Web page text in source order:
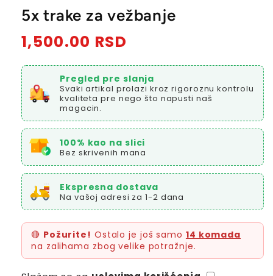
5x trake za vežbanje
Redovna
1,500.00 RSD
Pregled pre slanja
Svaki artikal prolazi kroz rigoroznu kontrolu
kvaliteta pre nego što napusti naš
magacin.
100% kao na slici
Bez skrivenih mana
Ekspresna dostava
Na vašoj adresi za 1-2 dana
🔴 Požurite! Ostalo je još samo 14 komada
na zalihama zbog velike potražnje.